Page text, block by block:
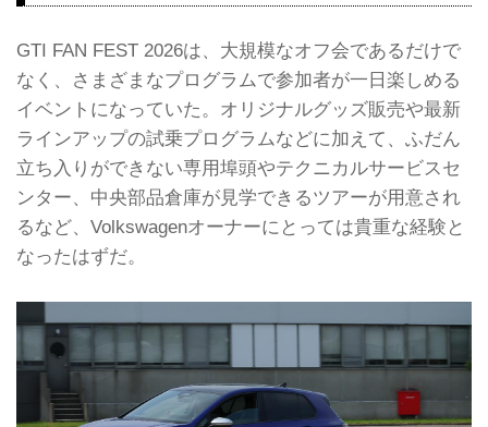
GTI FAN FEST 2026は、大規模なオフ会であるだけで
なく、さまざまなプログラムで参加者が一日楽しめる
イベントになっていた。オリジナルグッズ販売や最新
ラインアップの試乗プログラムなどに加えて、ふだん
立ち入りができない専用埠頭やテクニカルサービスセ
ンター、中央部品倉庫が見学できるツアーが用意され
るなど、Volkswagenオーナーにとっては貴重な経験と
なったはずだ。